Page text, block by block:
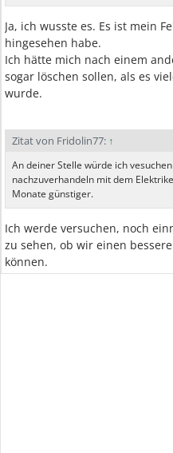
Ja, ich wusste es. Es ist mein
hingesehen habe.
Ich hätte mich nach einem
sogar löschen sollen, als es
wurde.
Zitat von Fridolin77: ↑
An deiner Stelle würde ich
nachzuverhandeln mit dem
Monate günstiger.
Ich werde versuchen, noch
zu sehen, ob wir einen
können.